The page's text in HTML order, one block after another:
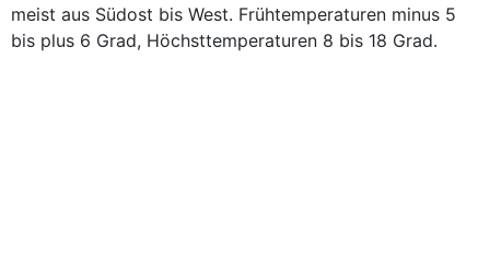
meist aus Südost bis West. Frühtemperaturen minus 5
bis plus 6 Grad, Höchsttemperaturen 8 bis 18 Grad.